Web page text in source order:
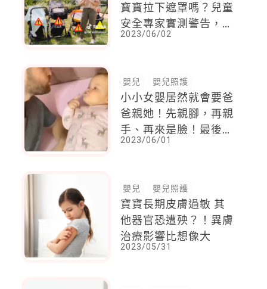
寶寶拉下遮罩嗎？兒童
安全專家實測警告，車
內溫度驚人，你以為防
2023/06/02
嬰兒 嬰兒照護
小小女嬰居然就會要爸
爸親她！先親腳，再親
手、再來是臉！最後直
接嘟嘴！太會「控制」
2023/06/01
嬰兒 嬰兒照護
寶寶長期皮膚過敏 其
他器官恐遭殃？！異膚
治療影響比想像大
2023/05/31